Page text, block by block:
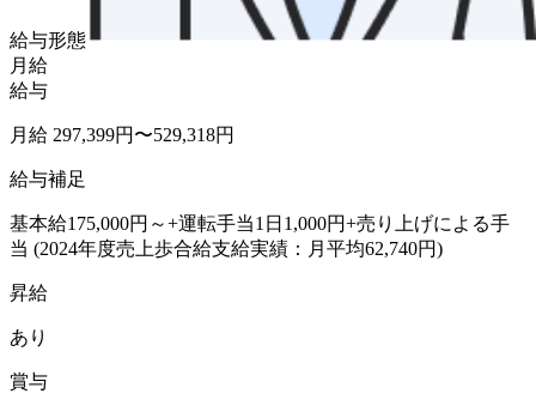
給与形態
月給
給与
月給 297,399円〜529,318円
給与補足
基本給175,000円～+運転手当1日1,000円+売り上げによる手
当 (2024年度売上歩合給支給実績：月平均62,740円)
昇給
あり
賞与